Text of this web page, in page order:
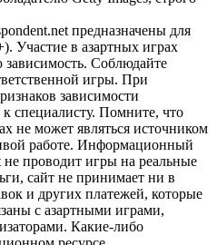
предназначены для
Участие в азартных играх
Соблюдайте
игры. При
зависимости
специалисту. Помните, что
не может являться источником
работе. Информационный
не проводит игры на реальные
сайт не принимает ни в
и других платежей, которые
с азартными играми,
Какие-либо